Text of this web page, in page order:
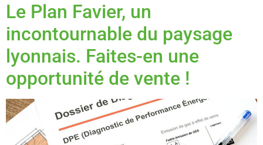
Le Plan Favier, un
incontournable du paysage
lyonnais. Faites-en une
opportunité de vente !